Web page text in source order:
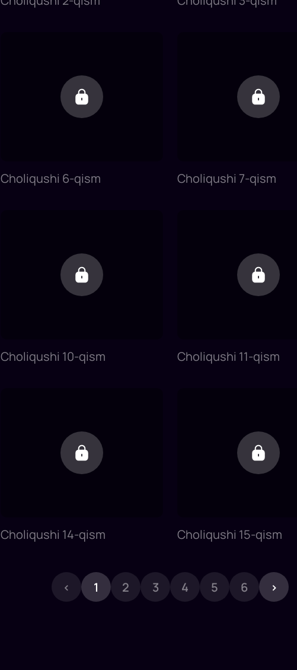
Choliqushi 6-qism Choliqushi 7-qism
Choliqushi 10-qism Choliqushi 11-qism
Choliqushi 14-qism Choliqushi 15-qism
‹ 1 2 3 4 5 6 ›